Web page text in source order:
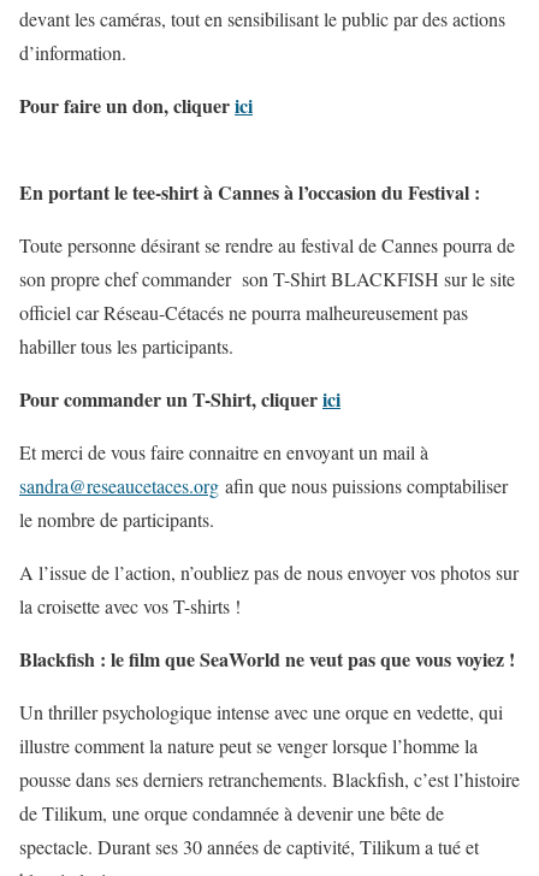
devant les caméras, tout en sensibilisant le public par des actions
d’information.
Pour faire un don, cliquerici
En portant le tee-shirt à Cannes à l’occasion du Festival :
Toute personne désirant se rendre au festival de Cannes pourra de
son propre chef commander son T-Shirt BLACKFISH sur le site
officiel car Réseau-Cétacés ne pourra malheureusement pas
habiller tous les participants.
Pour commander un T-Shirt, cliquerici
Et merci de vous faire connaitre en envoyant un mail à
sandra@reseaucetaces.org afin que nous puissions comptabiliser
le nombre de participants.
A l’issue de l’action, n’oubliez pas de nous envoyer vos photos sur
la croisette avec vos T-shirts !
Blackfish : le film que SeaWorld ne veut pas que vous voyiez !
Un thriller psychologique intense avec une orque en vedette, qui
illustre comment la nature peut se venger lorsque l’homme la
pousse dans ses derniers retranchements. Blackfish, c’est l’histoire
de Tilikum, une orque condamnée à devenir une bête de
spectacle. Durant ses 30 années de captivité, Tilikum a tué et